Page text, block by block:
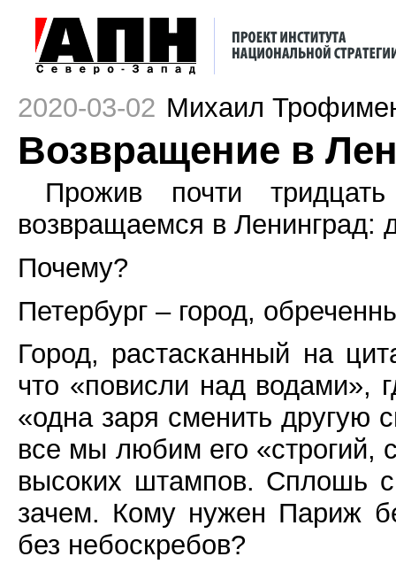
2020-03-02 Михаил
Возвращение в
Прожив почти
возвращаемся в Ленинград:
Почему?
Петербург – город,
Город, растасканный на
что «повисли над водами»,
«одна заря сменить другую
все мы любим его «строгий,
высоких штампов. Сплошь
зачем. Кому нужен Париж
без небоскребов?